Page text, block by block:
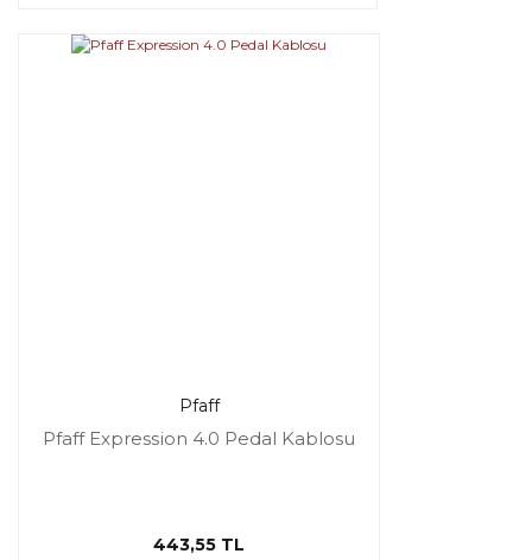
Pfaff
Pfaff Expression 4.0 Pedal Kablosu
443,55 TL